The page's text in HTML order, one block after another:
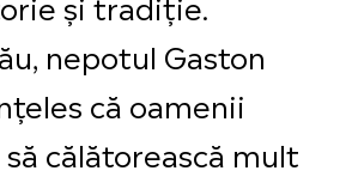
nepotul Gaston
că oamenii
călătorească mult